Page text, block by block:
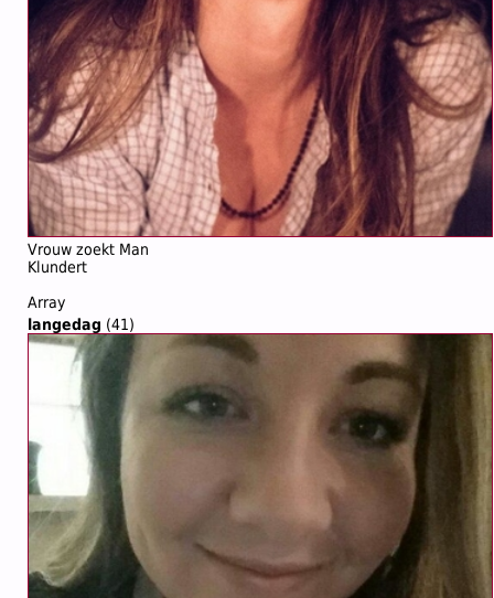
Vrouw zoekt Man
Klundert
Array
langedag (41)